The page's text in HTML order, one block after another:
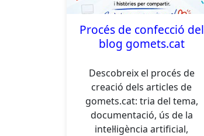
Procés de confecció del
blog gomets.cat
Descobreix el procés de
creació dels articles de
gomets.cat: tria del tema,
documentació, ús de la
intel·ligència artificial,